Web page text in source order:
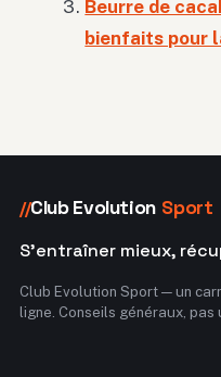
Beurre de
bienfaits pour
//Club Evolution Sport
S'entraîner mieux,
Club Evolution Sport — un
ligne. Conseils généraux, pas